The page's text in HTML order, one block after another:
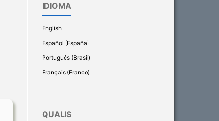
IDIOMA
English
Español (España)
Português (Brasil)
Français (France)
QUALIS